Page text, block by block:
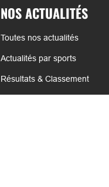
NOS ACTUALITÉS
Toutes nos actualités
Actualités par sports
Résultats & Classement